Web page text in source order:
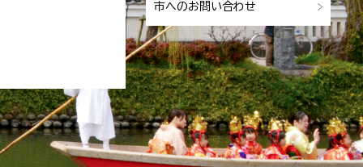
市へのお問い合わせ